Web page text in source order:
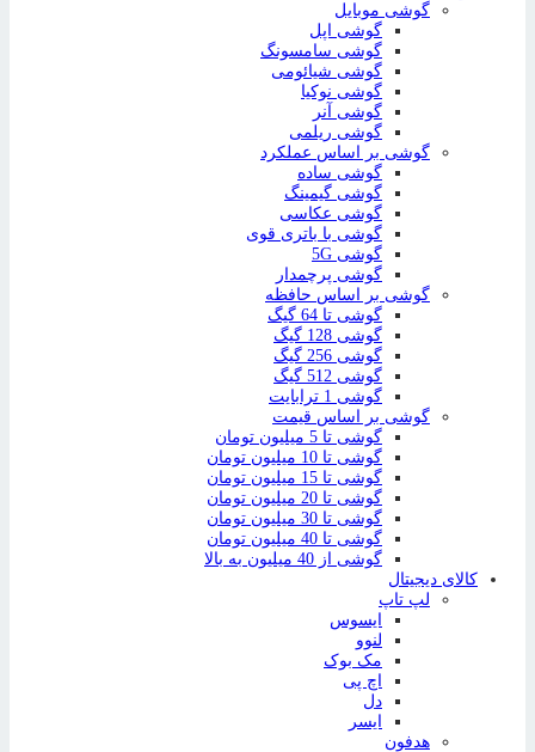
گوشی موبایل
گوشی اپل
گوشی سامسونگ
گوشی شیائومی
گوشی نوکیا
گوشی آنر
گوشی ریلمی
گوشی بر اساس عملکرد
گوشی ساده
گوشی گیمینگ
گوشی عکاسی
گوشی با باتری قوی
گوشی 5G
گوشی پرچمدار
گوشی بر اساس حافظه
گوشی تا 64 گیگ
گوشی 128 گیگ
گوشی 256 گیگ
گوشی 512 گیگ
گوشی 1 ترابایت
گوشی بر اساس قیمت
گوشی تا 5 میلیون تومان
گوشی تا 10 میلیون تومان
گوشی تا 15 میلیون تومان
گوشی تا 20 میلیون تومان
گوشی تا 30 میلیون تومان
گوشی تا 40 میلیون تومان
گوشی از 40 میلیون به بالا
کالای دیجیتال
لپ تاپ
ایسوس
لنوو
مک بوک
اچ پی
دل
ایسر
هدفون